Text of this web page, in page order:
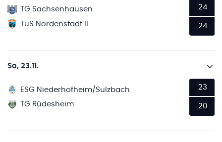
TG Sachsenhausen
TuS Nordenstadt II
24
24
So, 23.11.
ESG Niederhofheim/Sulzbach
TG Rüdesheim
23
20